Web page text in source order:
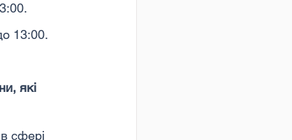
13:00.
які
сфері